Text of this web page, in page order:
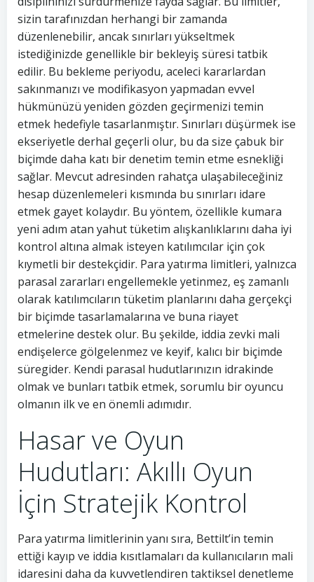
sizin tarafınızdan herhangi bir zamanda
düzenlenebilir, ancak sınırları yükseltmek
istediğinizde genellikle bir bekleyiş süresi tatbik
edilir. Bu bekleme periyodu, aceleci kararlardan
sakınmanızı ve modifikasyon yapmadan evvel
hükmünüzü yeniden gözden geçirmenizi temin
etmek hedefiyle tasarlanmıştır. Sınırları düşürmek ise
ekseriyetle derhal geçerli olur, bu da size çabuk bir
biçimde daha katı bir denetim temin etme esnekliği
sağlar. Mevcut adresinden rahatça ulaşabileceğiniz
hesap düzenlemeleri kısmında bu sınırları idare
etmek gayet kolaydır. Bu yöntem, özellikle kumara
yeni adım atan yahut tüketim alışkanlıklarını daha iyi
kontrol altına almak isteyen katılımcılar için çok
kıymetli bir destekçidir. Para yatırma limitleri, yalnızca
parasal zararları engellemekle yetinmez, eş zamanlı
olarak katılımcıların tüketim planlarını daha gerçekçi
bir biçimde tasarlamalarına ve buna riayet
etmelerine destek olur. Bu şekilde, iddia zevki mali
endişelerce gölgelenmez ve keyif, kalıcı bir biçimde
süregider. Kendi parasal hudutlarınızın idrakinde
olmak ve bunları tatbik etmek, sorumlu bir oyuncu
olmanın ilk ve en önemli adımıdır.
Hasar ve Oyun
Hudutları: Akıllı Oyun
İçin Stratejik Kontrol
Para yatırma limitlerinin yanı sıra, Bettilt’in temin
ettiği kayıp ve iddia kısıtlamaları da kullanıcıların mali
idaresini daha da kuvvetlendiren taktiksel denetleme